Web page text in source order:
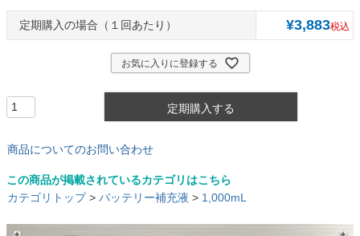
１回あたり ¥3,883税込
お気に入りに登録する
定期購入する
商品についてのお問い合わせ
この商品が掲載されているカテゴリはこちら
カテゴリトップ> バッテリー補充液 > 1,000mL